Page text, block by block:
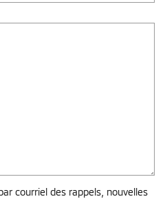
courriel des rappels, nouvelles